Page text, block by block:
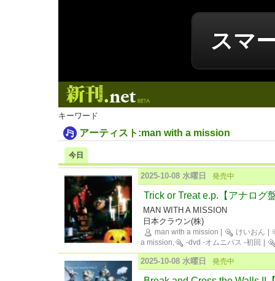
スマ
キーワード
アーティスト:man with a mission
今日
2025-10-08 水曜日 発売中
Trick or Treat e.p.【アナログ
MAN WITH A MISSION
日本クラウン(株)
man with a mission けいおん
a mission,
-dvd -オムニバス -初回
2025-10-08 水曜日 発売中